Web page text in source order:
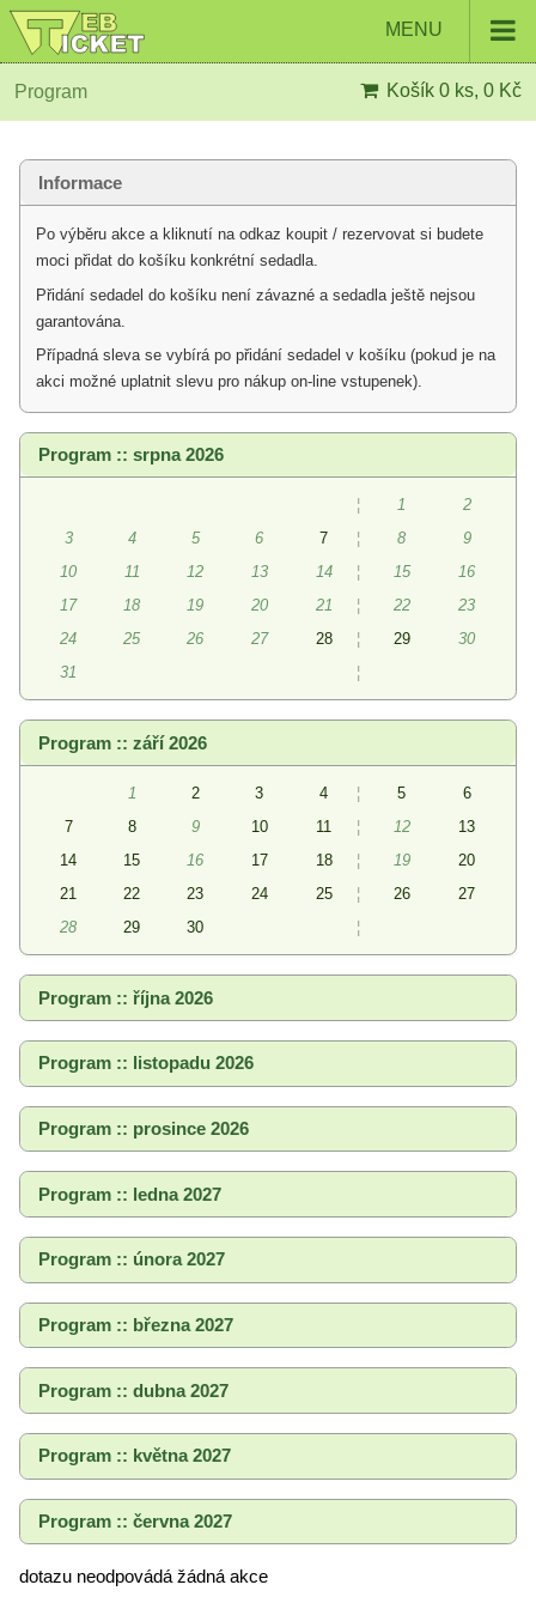
MENU
Program Košík 0 ks, 0 Kč
Informace
Po výběru akce a kliknutí na odkaz koupit / rezervovat si budete
moci přidat do košíku konkrétní sedadla.
Přidání sedadel do košíku není závazné a sedadla ještě nejsou
garantována.
Případná sleva se vybírá po přidání sedadel v košíku (pokud je na
akci možné uplatnit slevu pro nákup on-line vstupenek).
Program :: srpna 2026
¦ 1
2
3
4 5 6 7 ¦ 8
9
10
11 12 13 14 ¦ 15
16
17
18 19 20 21 ¦ 22
23
24
25 26 27 28 ¦ 29
30
31
¦
Program :: září 2026
1 2 3 4 ¦ 5
6
7
8 9 10 11 ¦ 12
13
14
15 16 17 18 ¦ 19
20
21
22 23 24 25 ¦ 26
27
28
29 30 ¦
Program :: října 2026
Program :: listopadu 2026
Program :: prosince 2026
Program :: ledna 2027
Program :: února 2027
Program :: března 2027
Program :: dubna 2027
Program :: května 2027
Program :: června 2027
dotazu neodpovádá žádná akce